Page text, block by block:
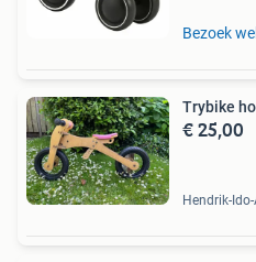
Bezoek
Trybike
€ 25,00
Hendrik-